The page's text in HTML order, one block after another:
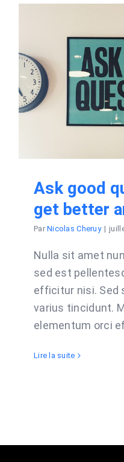
Ask good
get better
ParNicolas Cheruy |
Nulla sit amet
sed est
efficitur nisi. Sed
varius tincidunt.
elementum orci
Lire la suite